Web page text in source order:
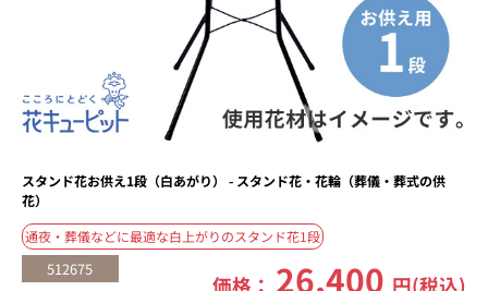
スタンド花お供え1段（白あがり） - スタンド花・花輪（葬儀・葬式の供
花）
通夜・葬儀などに最適な白上がりのスタンド花1段
512675
価格： 26,400 円(税込)